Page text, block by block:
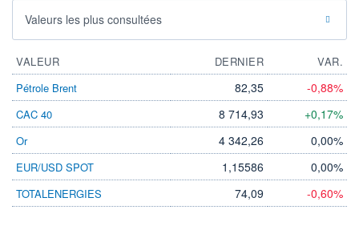
Valeurs les plus consultées
VALEUR DERNIER
VAR.
Pétrole Brent
82,35 -0,88%
CAC 40 8 714,93 +0,17%
Or 4 342,26 0,00%
EUR/USD SPOT 1,15586 0,00%
TOTALENERGIES 74,09 -0,60%